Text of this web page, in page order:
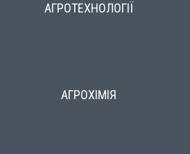
АГРОТЕХНОЛОГІЇ
АГРОХІМІЯ